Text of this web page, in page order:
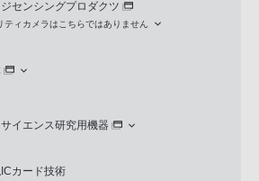
センシングプロダクツ
ティカメラはこちらではありません
イエンス研究用機器
カード技術